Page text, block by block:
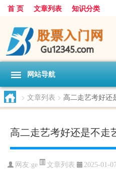
首 页 文章列表 知识分类
网站导航
> 文章列表 > 高二走艺考好还
高二走艺考好还是不走
网友:ge 文章列表 2025-01-